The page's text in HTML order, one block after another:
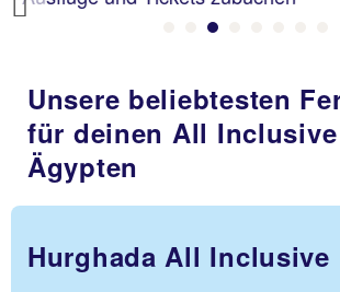
Previous
Unsere beliebtesten
für deinen All
Ägypten
Hurghada All Inclusive